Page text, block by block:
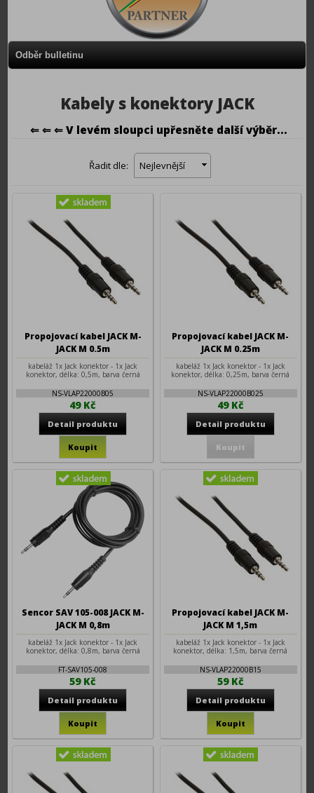
Odběr bulletinu
Kabely s konektory JACK
⇐ ⇐ ⇐ V levém sloupci upřesněte další výběr...
Řadit dle: Nejlevnější
Propojovací kabel JACK M-
JACK M 0.5m
kabeláž 1x Jack konektor - 1x Jack
konektor, délka: 0,5m, barva černá
NS-VLAP22000B05
49 Kč
Propojovací kabel JACK M-
JACK M 0.25m
kabeláž 1x Jack konektor - 1x Jack
konektor, délka: 0,25m, barva černá
NS-VLAP22000B025
49 Kč
Sencor SAV 105-008 JACK M-
JACK M 0,8m
kabeláž 1x Jack konektor - 1x Jack
konektor, délka: 0,8m, barva černá
FT-SAV105-008
59 Kč
Propojovací kabel JACK M-
JACK M 1,5m
kabeláž 1x Jack konektor - 1x Jack
konektor, délka: 1,5m, barva černá
NS-VLAP22000B15
59 Kč